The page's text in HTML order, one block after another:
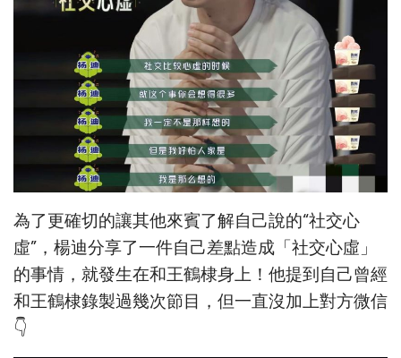
為了更確切的讓其他來賓了解自己說的“社交心
虛”，楊迪分享了一件自己差點造成「社交心虛」
的事情，就發生在和王鶴棣身上！他提到自己曾經
和王鶴棣錄製過幾次節目，但一直沒加上對方微信
👇